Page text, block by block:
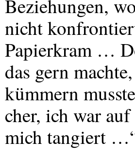
Beziehungen,
nicht
Papierkram …
das gern
kümmern
cher, ich war
mich tangiert